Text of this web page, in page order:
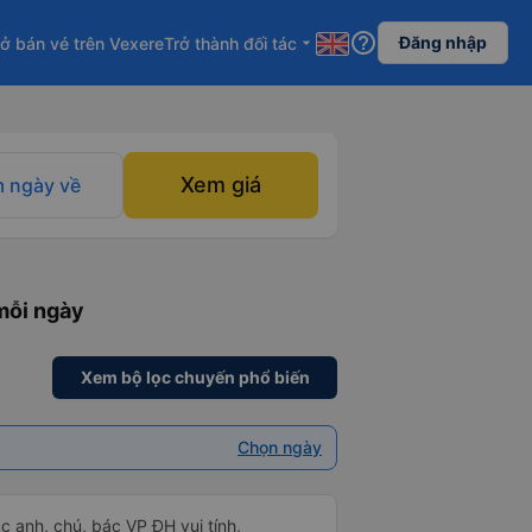
bán vé trên VexereTrở thành đối tác arrow_drop_down help_outline Đăng nhập
ngày về Xem giá
ngày
Xem bộ lọc chuyến phổ biến
Chọn ngày
anh, chú, bác VP ĐH vui tính,